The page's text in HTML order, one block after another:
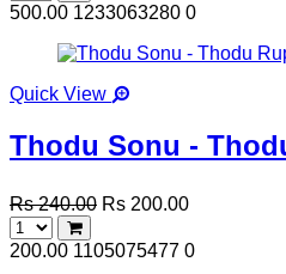
500.00 1233063280 0
Quick View
Thodu Sonu -
Rs 240.00 Rs 200.00
200.00 1105075477 0